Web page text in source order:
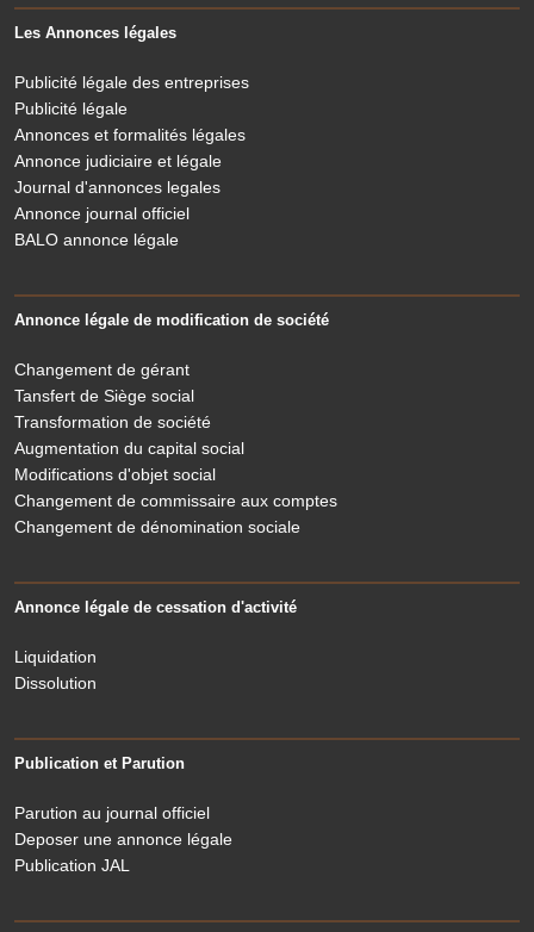
Les Annonces légales
Publicité légale des entreprises
Publicité légale
Annonces et formalités légales
Annonce judiciaire et légale
Journal d'annonces legales
Annonce journal officiel
BALO annonce légale
Annonce légale de modification de société
Changement de gérant
Tansfert de Siège social
Transformation de société
Augmentation du capital social
Modifications d'objet social
Changement de commissaire aux comptes
Changement de dénomination sociale
Annonce légale de cessation d'activité
Liquidation
Dissolution
Publication et Parution
Parution au journal officiel
Deposer une annonce légale
Publication JAL